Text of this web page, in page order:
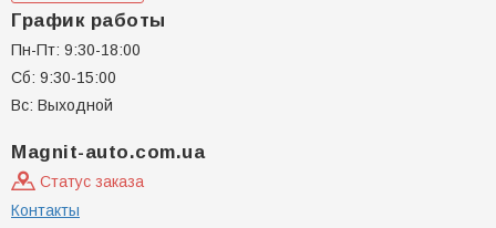
График работы
Пн-Пт: 9:30-18:00
Сб: 9:30-15:00
Вс: Выходной
Magnit-auto.com.ua
Статус заказа
Контакты